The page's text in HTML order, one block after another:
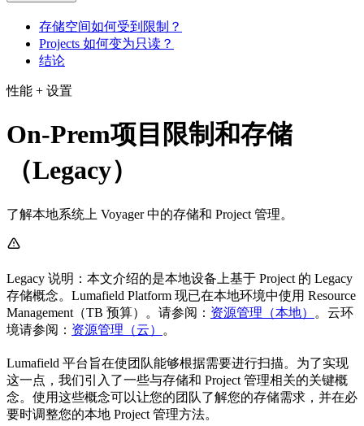
存储空间如何受到限制？
Projects 如何变为只读？
结论
性能 + 设置
On-Prem项目限制和存储
（Legacy）
了解本地系统上 Voyager 中的存储和 Project 管理。
Legacy 说明：本文介绍的是本地设备上基于 Project 的 Legacy
存储概念。Lumafield Platform 现已在本地环境中使用 Resource
Management（TB 预算）。请参阅： 资源管理（本地）
。云环
境请参阅： 资源管理（云） 。
Lumafield 平台旨在使团队能够根据需要进行扫描。为了实现
这一点，我们引入了一些与存储和 Project 管理相关的关键概
念。使用这些概念可以让您的团队了解您的存储需求，并在必
要时调整您的本地 Project 管理方法。